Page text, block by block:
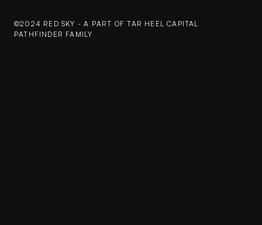
©2024 RED SKY - A PART OFTAR HEEL CAPITAL
PATHFINDER FAMILY